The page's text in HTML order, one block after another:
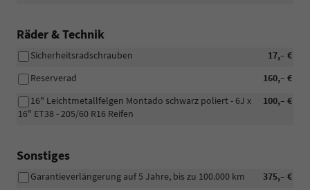
Räder & Technik
17,– €
Sicherheitsradschrauben
160,– €
Reserverad
100,– €
16" Leichtmetallfelgen Montado schwarz poliert - 6J x
16" ET38 - 205/60 R16 Reifen
Sonstiges
375,– €
Garantieverlängerung auf 5 Jahre, bis zu 100.000 km